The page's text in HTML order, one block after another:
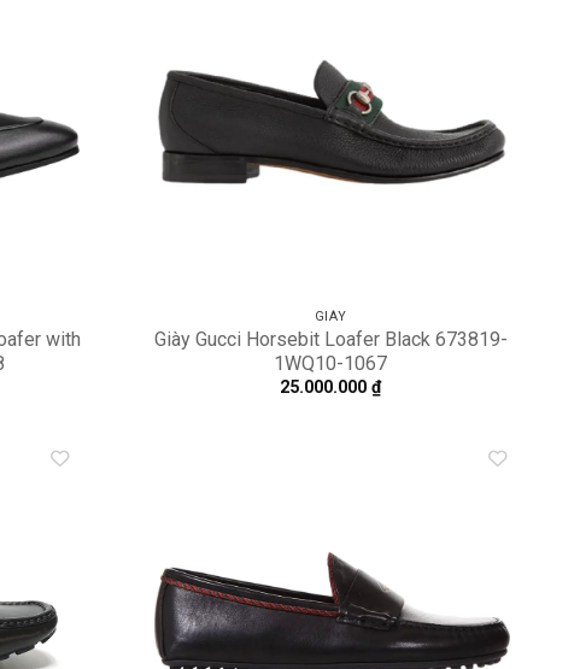
with
GIÀY
Giày Gucci Horsebit Loafer Black 673819-
1WQ10-1067
25.000.000₫